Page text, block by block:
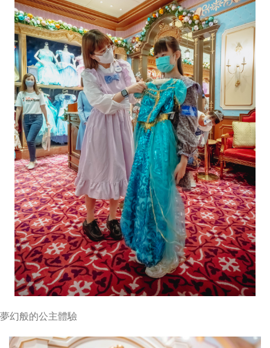
夢幻般的公主體驗